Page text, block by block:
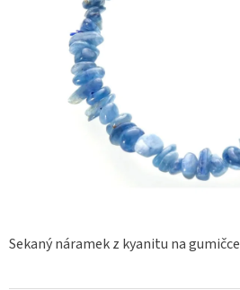
Sekaný náramek z kyanitu na gumičce